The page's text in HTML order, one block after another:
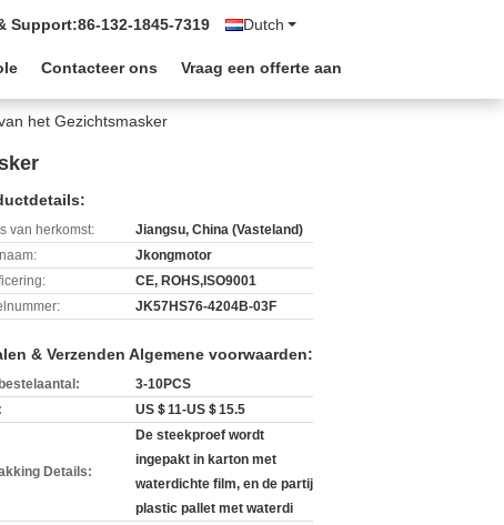
Dutch
Support:86-132-1845-7319
Contacteer ons Vraag een offerte aan
het Gezichtsmasker
van herkomst:
Jiangsu, China (Vasteland)
Jkongmotor
CE, ROHS,ISO9001
JK57HS76-4204B-03F
& Verzenden Algemene voorwaarden:
3-10PCS
US＄11-US＄15.5
Details:
De steekproef wordt
ingepakt in karton met
waterdichte film, en de partij
plastic pallet met waterdi